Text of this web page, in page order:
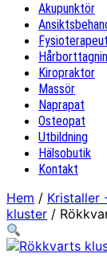
Akupunktör
Fysioterapeut
Kiropraktor
Massör
Naprapat
Osteopat
Utbildning
Hälsobutik
Kontakt
Hem / Kristaller
kluster /